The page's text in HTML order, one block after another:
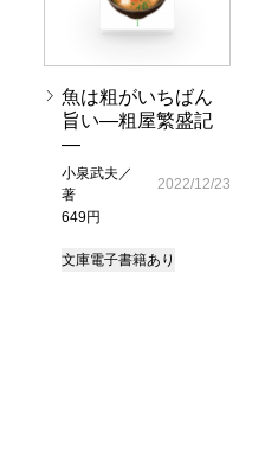
魚は粗がいちばん
旨い―粗屋繁盛記
―
小泉武夫／
著
649円
2022/12/23
文庫電子書籍あり